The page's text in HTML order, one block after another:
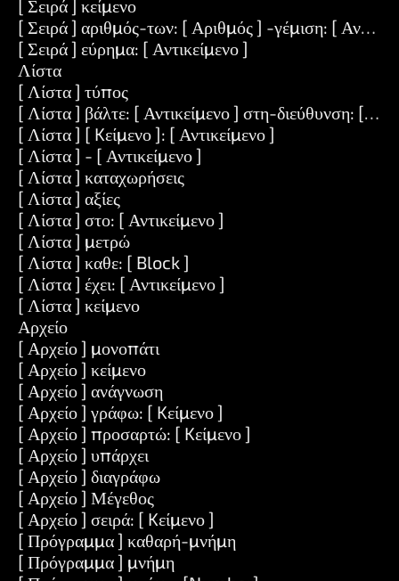
[ Σειρά ] κείμενο
[ Σειρά ] αριθμός-των: [ Αριθμός ] -γέμιση: [
[ Σειρά ] εύρημα: [ Αντικείμενο ]
Λίστα
[ Λίστα ] τύπος
[ Λίστα ] βάλτε: [ Αντικείμενο ] στη-διεύθυνση: [
[ Λίστα ] [ Kείμενο ]: [ Αντικείμενο ]
[ Λίστα ] - [ Αντικείμενο ]
[ Λίστα ] καταχωρήσεις
[ Λίστα ] αξίες
[ Λίστα ] στο: [ Αντικείμενο ]
[ Λίστα ] μετρώ
[ Λίστα ] καθε: [ Block ]
[ Λίστα ] έχει: [ Αντικείμενο ]
[ Λίστα ] κείμενο
Αρχείο
[ Αρχείο ] μονοπάτι
[ Αρχείο ] κείμενο
[ Αρχείο ] ανάγνωση
[ Αρχείο ] γράφω: [ Kείμενο ]
[ Αρχείο ] προσαρτώ: [ Kείμενο ]
[ Αρχείο ] υπάρχει
[ Αρχείο ] διαγράφω
[ Αρχείο ] Μέγεθος
[ Αρχείο ] σειρά: [ Kείμενο ]
[ Πρόγραμμα ] καθαρή-μνήμη
[ Πρόγραμμα ] μνήμη